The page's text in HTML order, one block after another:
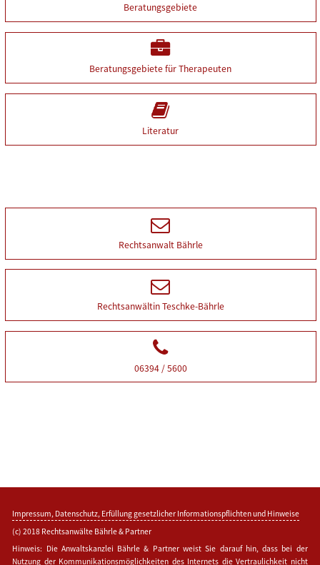
Beratungsgebiete
Beratungsgebiete für Therapeuten
Literatur
Rechtsanwalt Bährle
Rechtsanwältin Teschke-Bährle
06394 / 5600
Footer
Impressum, Datenschutz, Erfüllung gesetzlicher Informationspflichten und Hinweise
(c) 2018 Rechtsanwälte Bährle & Partner
Hinweis: Die Anwaltskanzlei Bährle & Partner weist Sie darauf hin, dass bei der
Nutzung der Kommunikationsmöglichkeiten des Internets die Vertraulichkeit nicht